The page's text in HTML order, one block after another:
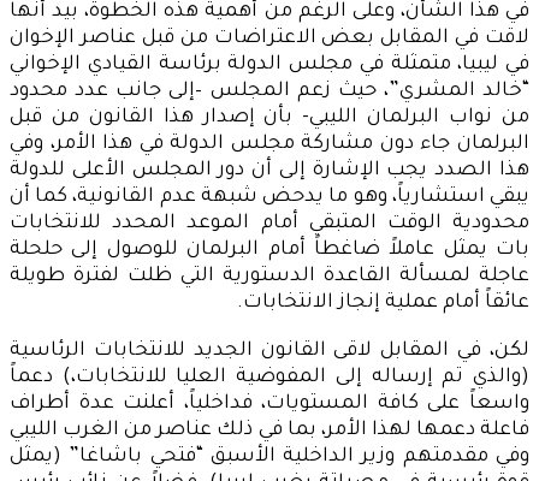
في هذا الشأن، وعلى الرغم من أهمية هذه الخطوة، بيد أنها
لاقت في المقابل بعض الاعتراضات من قبل عناصر الإخوان
في ليبيا، متمثلة في مجلس الدولة برئاسة القيادي الإخواني
“خالد المشري”، حيث زعم المجلس –إلى جانب عدد محدود
من نواب البرلمان الليبي- بأن إصدار هذا القانون من قبل
البرلمان جاء دون مشاركة مجلس الدولة في هذا الأمر، وفي
هذا الصدد يجب الإشارة إلى أن دور المجلس الأعلى للدولة
يبقي استشارياً، وهو ما يدحض شبهة عدم القانونية، كما أن
محدودية الوقت المتبقي أمام الموعد المحدد للانتخابات
بات يمثل عاملاً ضاغطاً أمام البرلمان للوصول إلى حلحلة
عاجلة لمسألة القاعدة الدستورية التي ظلت لفترة طويلة
عائقاً أمام عملية إنجاز الانتخابات.
لكن، في المقابل لاقى القانون الجديد للانتخابات الرئاسية
(والذي تم إرساله إلى المفوضية العليا للانتخابات،) دعماً
واسعاً على كافة المستويات، فداخلياً، أعلنت عدة أطراف
فاعلة دعمها لهذا الأمر، بما في ذلك عناصر من الغرب الليبي
وفي مقدمتهم وزير الداخلية الأسبق “فتحي باشاغا” (يمثل